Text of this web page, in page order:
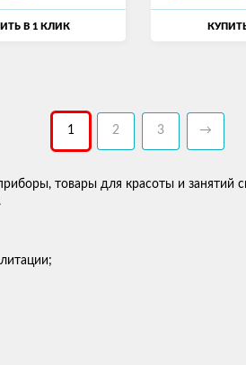
В 1 КЛИК
1 2 3 →
товары для красоты и занятий